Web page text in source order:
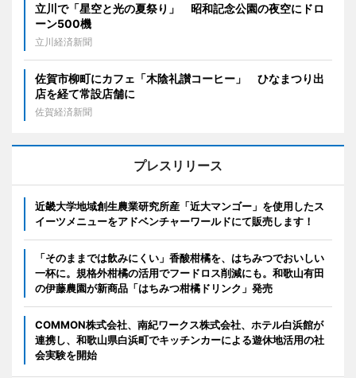
立川で「星空と光の夏祭り」 昭和記念公園の夜空にドロ
ーン500機
立川経済新聞
佐賀市柳町にカフェ「木陰礼讃コーヒー」 ひなまつり出
店を経て常設店舗に
佐賀経済新聞
プレスリリース
近畿大学地域創生農業研究所産「近大マンゴー」を使用したス
イーツメニューをアドベンチャーワールドにて販売します！
「そのままでは飲みにくい」香酸柑橘を、はちみつでおいしい
一杯に。規格外柑橘の活用でフードロス削減にも。和歌山有田
の伊藤農園が新商品「はちみつ柑橘ドリンク」発売
COMMON株式会社、南紀ワークス株式会社、ホテル白浜館が
連携し、和歌山県白浜町でキッチンカーによる遊休地活用の社
会実験を開始